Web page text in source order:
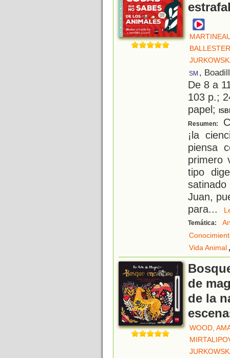
SM ,
De 8 a
103 p.;
papel;
Resumen:
¡la
piensa
primero
tipo
Juan,
para...
Temática:
Vida Animal
de
de la
WOOD,